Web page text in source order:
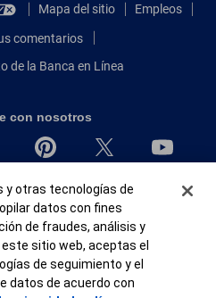
Mapa del sitio Empleos
Comparta sus comentarios
de la Banca en Línea
con nosotros
Miembro de FDIC.
préstamos para viviendas
Corporation.
Reservados.
y otras tecnologías de
datos con fines
de fraudes, análisis y
sitio web, aceptas el
de seguimiento y el
datos de acuerdo con